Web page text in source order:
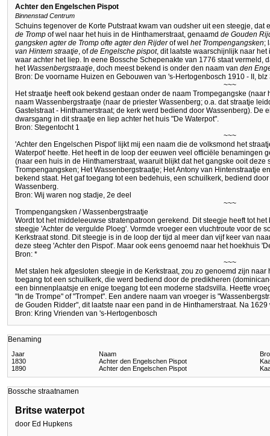
Achter den Engelschen Pispot
Binnenstad Centrum
Schuins tegenover de Korte Putstraat kwam van oudsher uit een steegje, dat
de Tromp of wel naar het huis in de Hinthamerstraat, genaamd de Gouden
gangsken agter de Tromp ofte agter den Rijderof wel het Trompengangsken;
van Hintem straatje , ofde Engelsche pispot, dit laatste waarschijnlijk naar
waar achter het liep. In eene Bossche Schepenakte van 1776 staat vermeld,
het Wassenbergstraatje , doch meest bekend is onder den naam van den
Bron: De voorname Huizen en Gebouwen van 's-Hertogenbosch 1910 - II, blz
~~~
Het straatje heeft ook bekend gestaan onder de naam Trompegangske
naam Wassenbergstraatje (naar de priester Wassenberg; o.a. dat straatje
Gastelstraat - Hinthamerstraat; de kerk werd bediend door Wassenberg). De
dwarsgang in dit straatje en liep achter het huis "De Waterpot".
Bron: Stegentocht 1
~~~
'Achter den Engelschen Pispot' lijkt mij een naam die de volksmond het
Waterpot' heette. Het heeft in de loop der eeuwen veel officiële benamingen
(naar een huis in de Hinthamerstraat, waaruit blijkt dat het gangske ooit deze
Trompengangsken; Het Wassenbergstraatje; Het Antony van Hintenstraatje
bekend staat. Het gaf toegang tot een bedehuis, een schuilkerk, bediend
Wassenberg.
Bron: Wij waren nog stadje, 2e deel
~~~
Trompengangsken / Wassenbergstraatje
Wordt tot het middeleeuwse stratenpatroon gerekend. Dit steegje heeft tot
steegje 'Achter de vergulde Ploeg'. Vormde vroeger een vluchtroute voor de
Kerkstraat stond. Dit steegje is in de loop der tijd al meer dan vijf keer van
deze steeg 'Achter den Pispot'. Maar ook eens genoemd naar het hoekhuis
Bron: *
~~~
Met stalen hek afgesloten steegje in de Kerkstraat, zou zo genoemd zijn
toegang tot een schuilkerk, die werd bediend door de predikheren
een binnenplaatsje en enige toegang tot een moderne stadsvilla. Heette
"In de Trompe" of "Trompet". Een andere naam van vroeger is
de Gouden Ridder", dit laatste naar een pand in de Hinthamerstraat. Na
Bron: Kring Vrienden van 's-Hertogenbosch
Benaming
Jaar Naam
1830
Achter den Engelschen Pispot
1890
Achter den Engelschen Pispot
Bossche straatnamen
Britse waterpot
door Ed Hupkens